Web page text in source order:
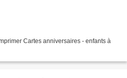
Cartes anniversaires - enfants à